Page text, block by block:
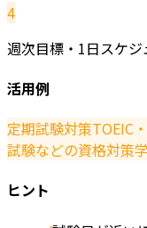
4
週次目標・1日スケ
活用例
定期試験対策TOEIC
試験などの資格対策
ヒント